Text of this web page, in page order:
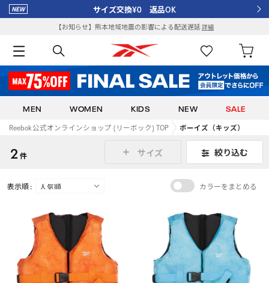
サイズ交換¥0 返品OK
【お知らせ】熊本地域地震の影響による配送遅延詳細
MEN WOMEN KIDS NEW SALE
Reebok 公式オンラインショップ (リーボック) TOP ボーイズ（キッズ）
2 件 サイズ 絞り込む
表示順 : カラーをまとめる